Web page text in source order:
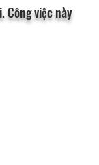
Công việc này